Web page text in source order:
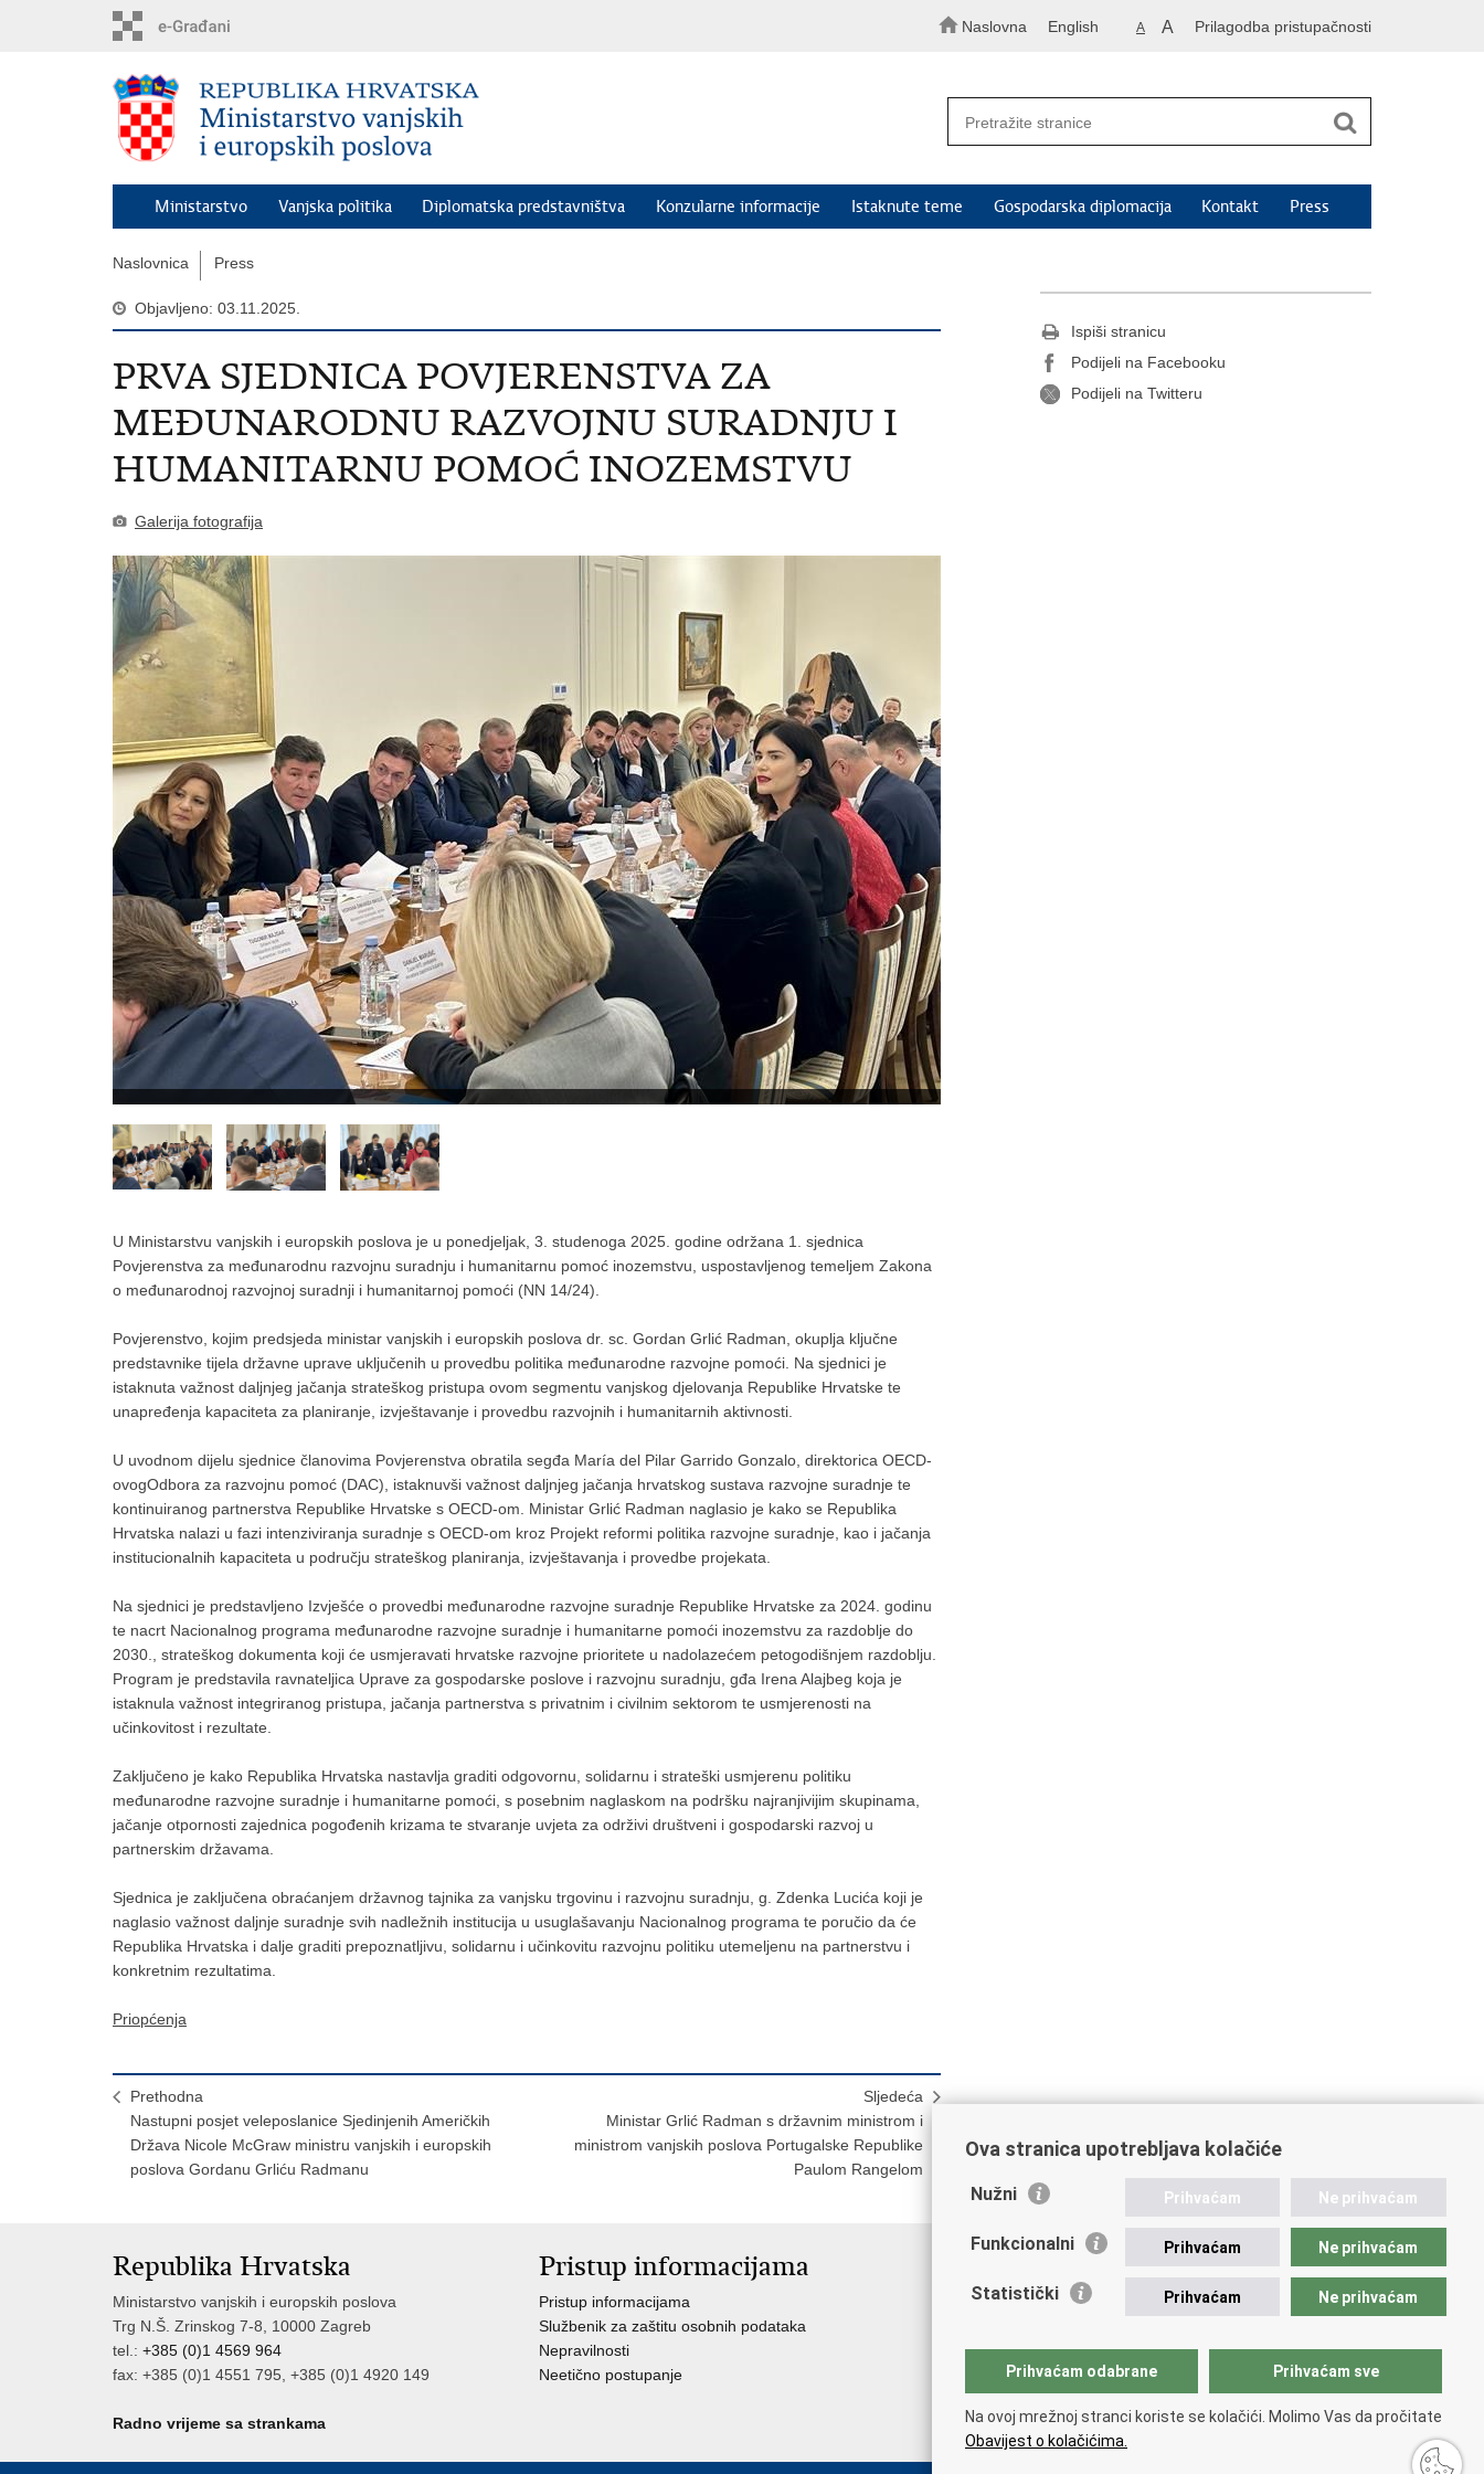
Naslovna English A A Prilagodba pristupačnosti
Ministarstvo Vanjska politika Diplomatska predstavništva Konzularne informacije Istaknute teme Gospodarska diplomacija Kontakt Press
Naslovnica Press
Objavljeno: 03.11.2025.
PRVA SJEDNICA POVJERENSTVA ZA
MEĐUNARODNU RAZVOJNU SURADNJU I
HUMANITARNU POMOĆ INOZEMSTVU
Galerija fotografija
U Ministarstvu vanjskih i europskih poslova je u ponedjeljak, 3. studenoga 2025. godine održana 1. sjednica
Povjerenstva za međunarodnu razvojnu suradnju i humanitarnu pomoć inozemstvu, uspostavljenog temeljem Zakona
o međunarodnoj razvojnoj suradnji i humanitarnoj pomoći (NN 14/24).
Povjerenstvo, kojim predsjeda ministar vanjskih i europskih poslova dr. sc. Gordan Grlić Radman, okuplja ključne
predstavnike tijela državne uprave uključenih u provedbu politika međunarodne razvojne pomoći. Na sjednici je
istaknuta važnost daljnjeg jačanja strateškog pristupa ovom segmentu vanjskog djelovanja Republike Hrvatske te
unapređenja kapaciteta za planiranje, izvještavanje i provedbu razvojnih i humanitarnih aktivnosti.
U uvodnom dijelu sjednice članovima Povjerenstva obratila segđa María del Pilar Garrido Gonzalo, direktorica OECD-
ovogOdbora za razvojnu pomoć (DAC), istaknuvši važnost daljnjeg jačanja hrvatskog sustava razvojne suradnje te
kontinuiranog partnerstva Republike Hrvatske s OECD-om. Ministar Grlić Radman naglasio je kako se Republika
Hrvatska nalazi u fazi intenziviranja suradnje s OECD-om kroz Projekt reformi politika razvojne suradnje, kao i jačanja
institucionalnih kapaciteta u području strateškog planiranja, izvještavanja i provedbe projekata.
Na sjednici je predstavljeno Izvješće o provedbi međunarodne razvojne suradnje Republike Hrvatske za 2024. godinu
te nacrt Nacionalnog programa međunarodne razvojne suradnje i humanitarne pomoći inozemstvu za razdoblje do
2030., strateškog dokumenta koji će usmjeravati hrvatske razvojne prioritete u nadolazećem petogodišnjem razdoblju.
Program je predstavila ravnateljica Uprave za gospodarske poslove i razvojnu suradnju, gđa Irena Alajbeg koja je
istaknula važnost integriranog pristupa, jačanja partnerstva s privatnim i civilnim sektorom te usmjerenosti na
učinkovitost i rezultate.
Zaključeno je kako Republika Hrvatska nastavlja graditi odgovornu, solidarnu i strateški usmjerenu politiku
međunarodne razvojne suradnje i humanitarne pomoći, s posebnim naglaskom na podršku najranjivijim skupinama,
jačanje otpornosti zajednica pogođenih krizama te stvaranje uvjeta za održivi društveni i gospodarski razvoj u
partnerskim državama.
Sjednica je zaključena obraćanjem državnog tajnika za vanjsku trgovinu i razvojnu suradnju, g. Zdenka Lucića koji je
naglasio važnost daljnje suradnje svih nadležnih institucija u usuglašavanju Nacionalnog programa te poručio da će
Republika Hrvatska i dalje graditi prepoznatljivu, solidarnu i učinkovitu razvojnu politiku utemeljenu na partnerstvu i
konkretnim rezultatima.
Priopćenja
Prethodna
Nastupni posjet veleposlanice Sjedinjenih Američkih
Država Nicole McGraw ministru vanjskih i europskih
poslova Gordanu Grliću Radmanu
Sljedeća
Ministar Grlić Radman s državnim ministrom i
ministrom vanjskih poslova Portugalske Republike
Paulom Rangelom
Ispiši stranicu
Podijeli na Facebooku
Podijeli na Twitteru
Republika Hrvatska
Ministarstvo vanjskih i europskih poslova
Trg N.Š. Zrinskog 7-8, 10000 Zagreb
tel.: +385 (0)1 4569 964
fax: +385 (0)1 4551 795, +385 (0)1 4920 149
Radno vrijeme sa strankama
Pristup informacijama
Pristup informacijama
Službenik za zaštitu osobnih podataka
Nepravilnosti
Neetično postupanje
Javna nabava u MVEP-u
Nadzor rada i unutarnja revizija službe vanjskih poslova
Pučki pravobranitelj
Ova stranica upotrebljava kolačiće
Nužni Prihvaćam Ne prihvaćam
Funkcionalni Prihvaćam Ne prihvaćam
Statistički Prihvaćam Ne prihvaćam
Prihvaćam odabrane Prihvaćam sve
Na ovoj mrežnoj stranci koriste se kolačići. Molimo Vas da pročitate
Obavijest o kolačićima.